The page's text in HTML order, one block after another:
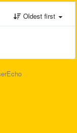
Oldest first